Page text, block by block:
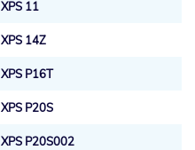
XPS 11
XPS 14Z
XPS P16T
XPS P20S
XPS P20S002